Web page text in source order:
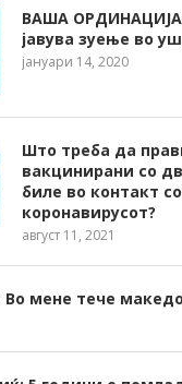
ВАША
јавува зуење во
јануари 14, 2020
Што треба да
вакцинирани со
биле во контакт
коронавирусот?
август 11, 2021
мене тече